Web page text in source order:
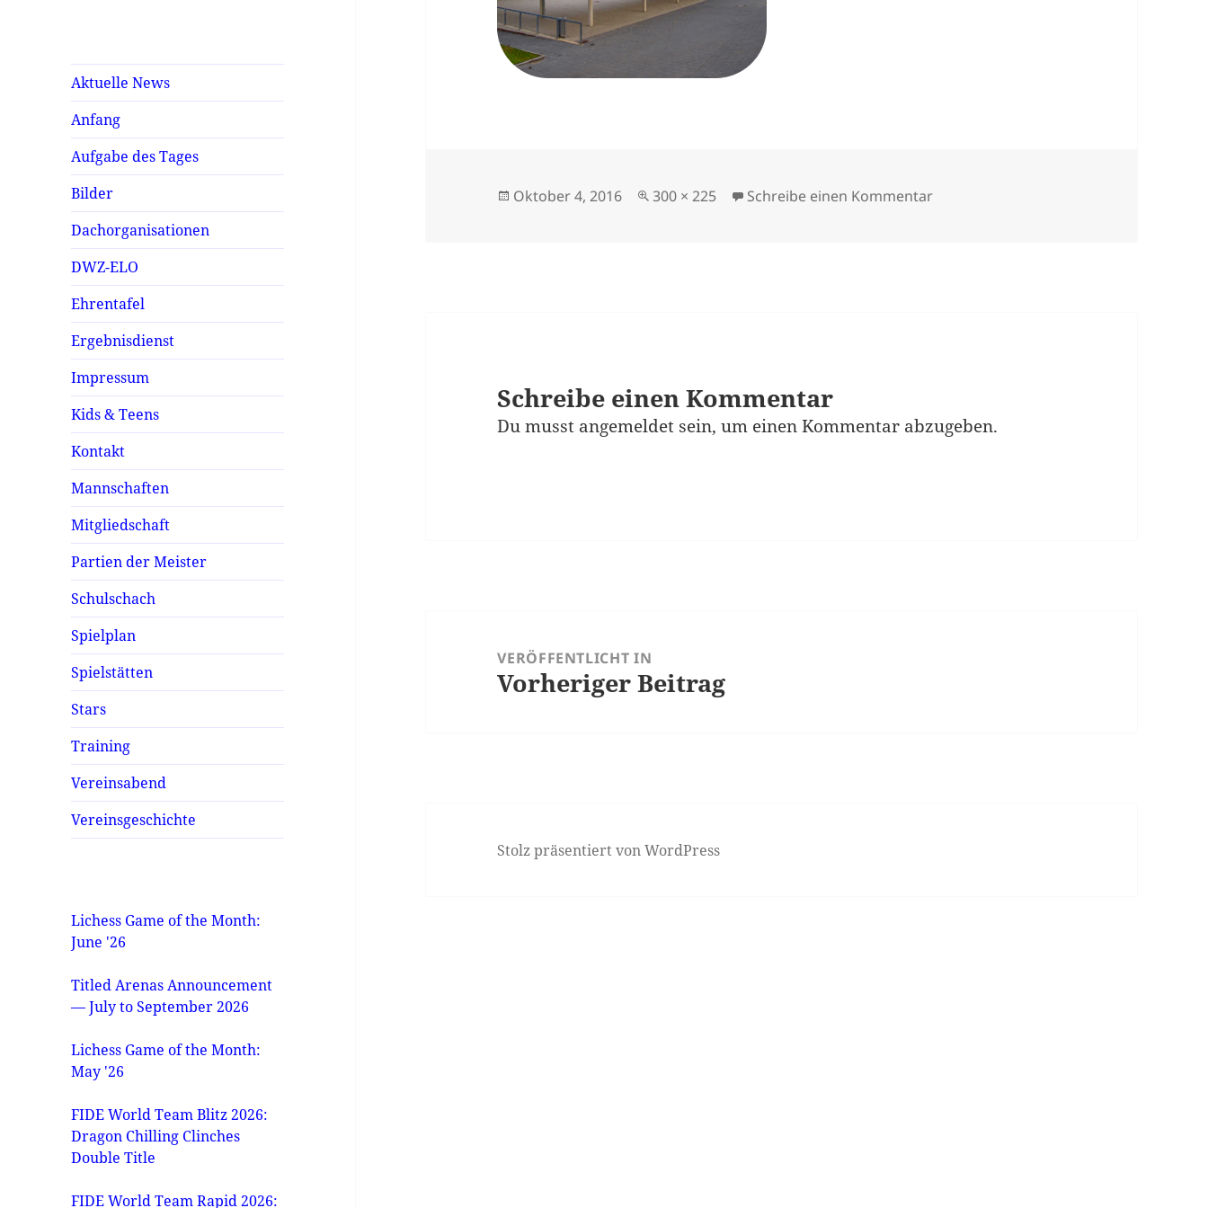
Aktuelle News
Anfang
Aufgabe des Tages
Bilder
Dachorganisationen
DWZ-ELO
Ehrentafel
Ergebnisdienst
Impressum
Kids & Teens
Kontakt
Mannschaften
Mitgliedschaft
Partien der Meister
Schulschach
Spielplan
Spielstätten
Stars
Training
Vereinsabend
Vereinsgeschichte
Lichess Game of the Month:
June '26
Titled Arenas Announcement
— July to September 2026
Lichess Game of the Month:
May '26
FIDE World Team Blitz 2026:
Dragon Chilling Clinches
Double Title
FIDE World Team Rapid 2026:
Veröffentlicht
Oktober 4, 2016 Originalgröße
300 × 225 Schreibe einen Kommentarzu bildgesamtschulerund
Schreibe einen Kommentar
Du musst angemeldet sein, um einen Kommentar abzugeben.
VERÖFFENTLICHT IN
Vorheriger Beitrag
Stolz präsentiert von WordPress